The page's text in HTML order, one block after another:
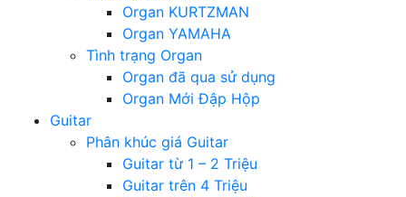
Organ KURTZMAN
Organ YAMAHA
Tình trạng Organ
Organ đã qua sử dụng
Organ Mới Đập Hộp
Guitar
Phân khúc giá Guitar
Guitar từ 1 – 2 Triệu
Guitar trên 4 Triệu